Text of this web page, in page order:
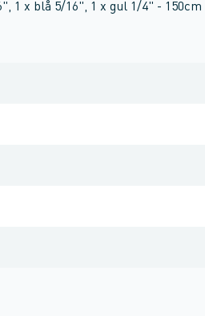
1 x blå 5/16", 1 x gul 1/4" - 150cm